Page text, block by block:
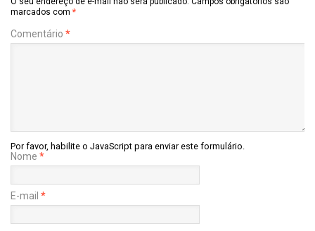
marcados com *
Comentário *
Por favor, habilite o JavaScript para enviar este formulário.
Nome *
E-mail *